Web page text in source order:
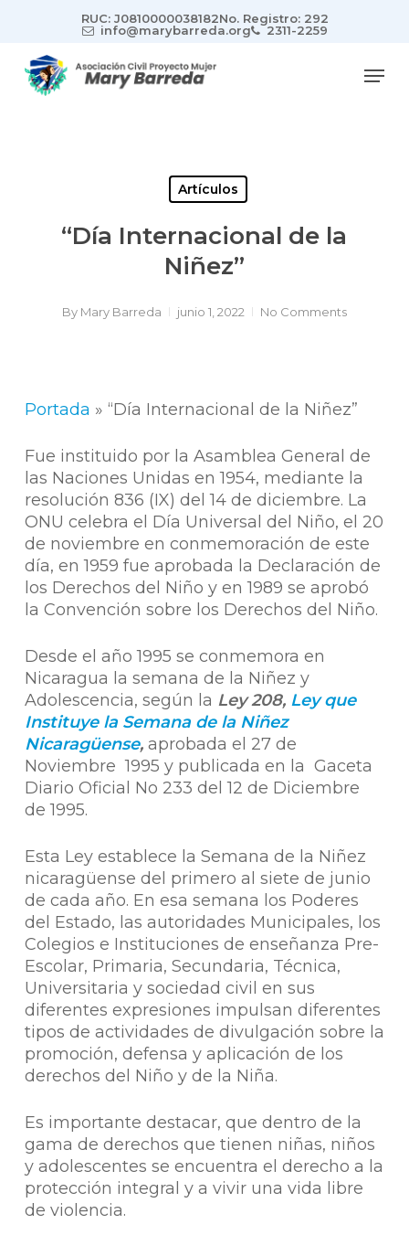
main
content
RUC: J0810000038182No. Registro: 292
info@marybarreda.org
2311-2259
Artículos
“Día Internacional de la
Niñez”
By Mary Barreda junio 1, 2022 No Comments
Portada » “Día Internacional de la Niñez”
Fue instituido por la Asamblea General de
las Naciones Unidas en 1954, mediante la
resolución 836 (IX) del 14 de diciembre. La
ONU celebra el Día Universal del Niño, el 20
de noviembre en conmemoración de este
día, en 1959 fue aprobada la Declaración de
los Derechos del Niño y en 1989 se aprobó
la Convención sobre los Derechos del Niño.
Desde el año 1995 se conmemora en
Nicaragua la semana de la Niñez y
Adolescencia, según la Ley 208, Ley que
Instituye la Semana de la Niñez
Nicaragüense,aprobada el 27 de
Noviembre 1995 y publicada en la Gaceta
Diario Oficial No 233 del 12 de Diciembre
de 1995.
Esta Ley establece la Semana de la Niñez
nicaragüense del primero al siete de junio
de cada año. En esa semana los Poderes
del Estado, las autoridades Municipales, los
Colegios e Instituciones de enseñanza Pre-
Escolar, Primaria, Secundaria, Técnica,
Universitaria y sociedad civil en sus
diferentes expresiones impulsan diferentes
tipos de actividades de divulgación sobre la
promoción, defensa y aplicación de los
derechos del Niño y de la Niña.
Es importante destacar, que dentro de la
gama de derechos que tienen niñas, niños
y adolescentes se encuentra el derecho a la
protección integral y a vivir una vida libre
de violencia.